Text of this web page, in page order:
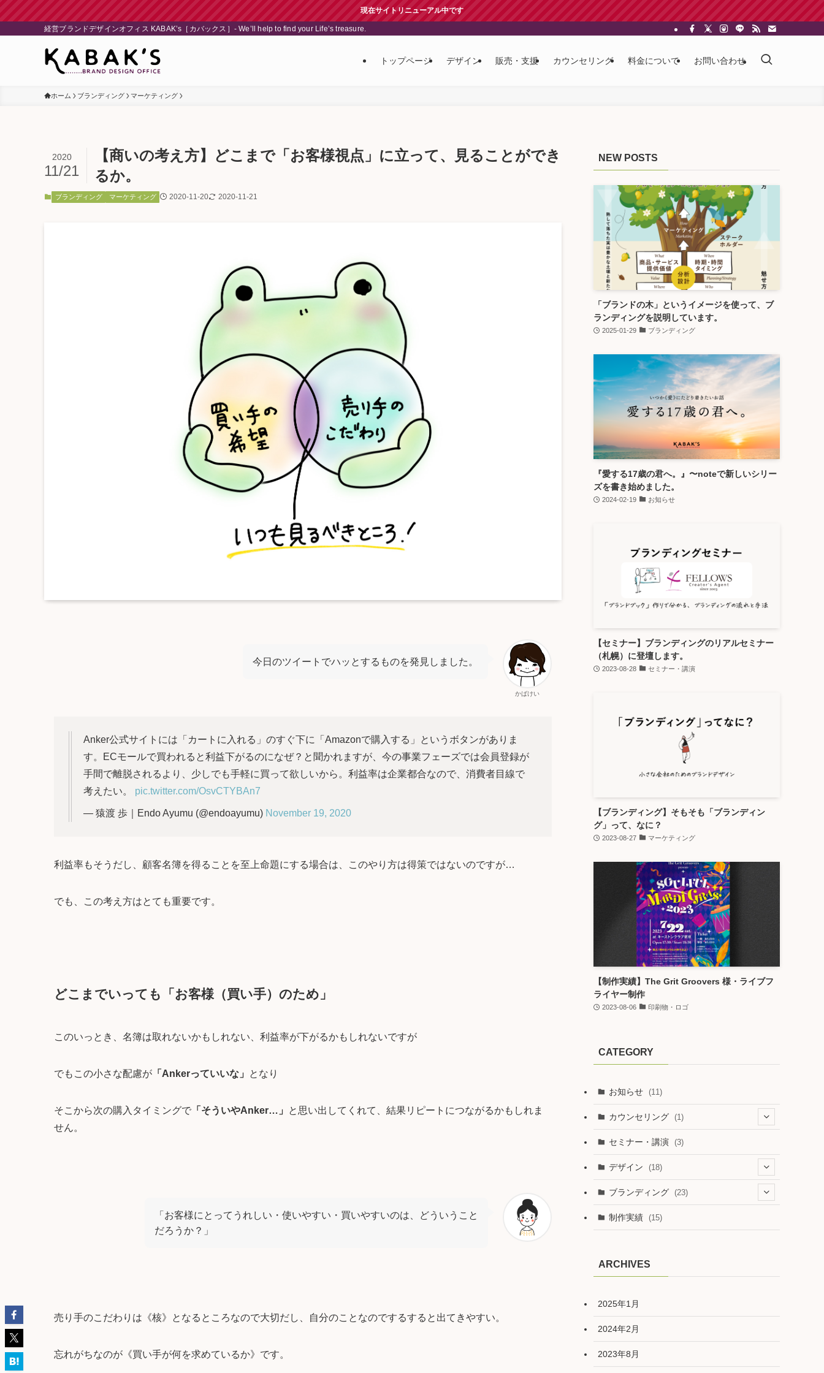
現在サイトリニューアル中です
経営ブランドデザインオフィス KABAK’s［カバックス］- We’ll help to find your Life’s treasure.
トップページ デザイン 販売・支援 カウンセリング 料金について お問い合わせ
ホーム ブランディング マーケティング
【商いの考え方】どこまで「お客様視点」に立って、見ることができ
るか。
2020
11/21
ブランディング マーケティング 2020-11-20 2020-11-21
かばけい
今日のツイートでハッとするものを発見しました。
Anker公式サイトには「カートに入れる」のすぐ下に「Amazonで購入する」というボタンがありま
す。ECモールで買われると利益下がるのになぜ？と聞かれますが、今の事業フェーズでは会員登録が
手間で離脱されるより、少しでも手軽に買って欲しいから。利益率は企業都合なので、消費者目線で
考えたい。 pic.twitter.com/OsvCTYBAn7
— 猿渡 歩｜Endo Ayumu (@endoayumu) November 19, 2020
利益率もそうだし、顧客名簿を得ることを至上命題にする場合は、このやり方は得策ではないのですが…
でも、この考え方はとても重要です。
どこまでいっても「お客様（買い手）のため」
このいっとき、名簿は取れないかもしれない、利益率が下がるかもしれないですが
でもこの小さな配慮が 「Ankerっていいな」 となり
そこから次の購入タイミングで 「そういやAnker…」
と思い出してくれて、結果リピートにつながるかもしれま
せん。
「お客様にとってうれしい・使いやすい・買いやすいのは、どういうこと
だろうか？」
売り手のこだわりは《核》となるところなので大切だし、自分のことなのでするすると出てきやすい。
忘れがちなのが《買い手が何を求めているか》です。
NEW POSTS
「ブランドの木」というイメージを使って、ブ
ランディングを説明しています。
2025-01-29 ブランディング
『愛する17歳の君へ。』〜noteで新しいシリー
ズを書き始めました。
2024-02-19 お知らせ
【セミナー】ブランディングのリアルセミナー
（札幌）に登壇します。
2023-08-28 セミナー・講演
【ブランディング】そもそも「ブランディン
グ」って、なに？
2023-08-27 マーケティング
【制作実績】The Grit Groovers 様・ライブフ
ライヤー制作
2023-08-06 印刷物・ロゴ
CATEGORY
お知らせ (11)
カウンセリング (1)
(1)
セミナー・講演 (3)
デザイン (18)
(1)
ブランディング (23)
(5)
制作実績 (15)
ARCHIVES
2025年1月
2024年2月
2023年8月